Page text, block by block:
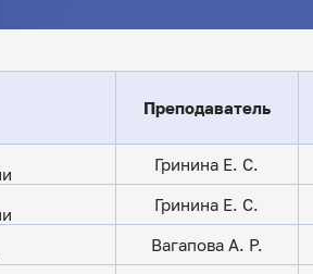
Преподаватель
Гринина Е. С.
Гринина Е. С.
Вагапова А. Р.